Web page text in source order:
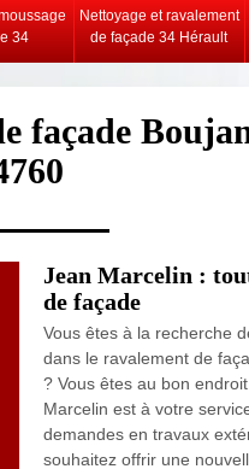
34
Nettoyage et ravalement
de façade 34 Hérault
façade
Jean Marcelin :
de façade
Vous êtes à la recherche
dans le ravalement de
? Vous êtes au bon
Marcelin est à votre
demandes en travaux
souhaitez offrir une